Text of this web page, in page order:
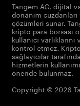
Tangem AG, dijital
donanım cüzdanları
çözümleri sunar.
kripto para borsası
kullanıcı
kontrol etmez.
sağlayıcılar
hizmetlerin
öneride bulunmaz.